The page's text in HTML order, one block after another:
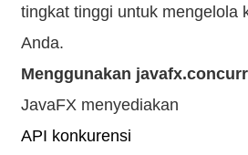
tingkat tinggi untuk mengelola
Anda.
Menggunakan
JavaFX menyediakan
API konkurensi